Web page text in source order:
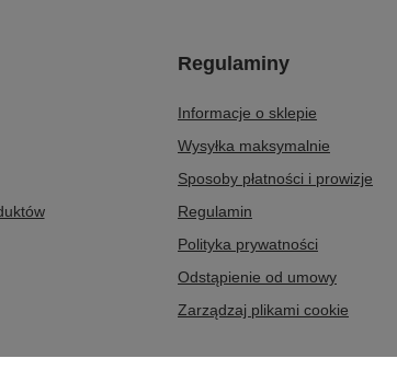
Regulaminy
Informacje o sklepie
Wysyłka maksymalnie
Sposoby płatności i prowizje
Regulamin
Polityka prywatności
Odstąpienie od umowy
Zarządzaj plikami cookie